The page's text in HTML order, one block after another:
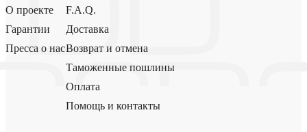
О проекте
Гарантии
Пресса о нас
F.A.Q.
Доставка
Возврат и отмена
Таможенные пошлины
Оплата
Помощь и контакты